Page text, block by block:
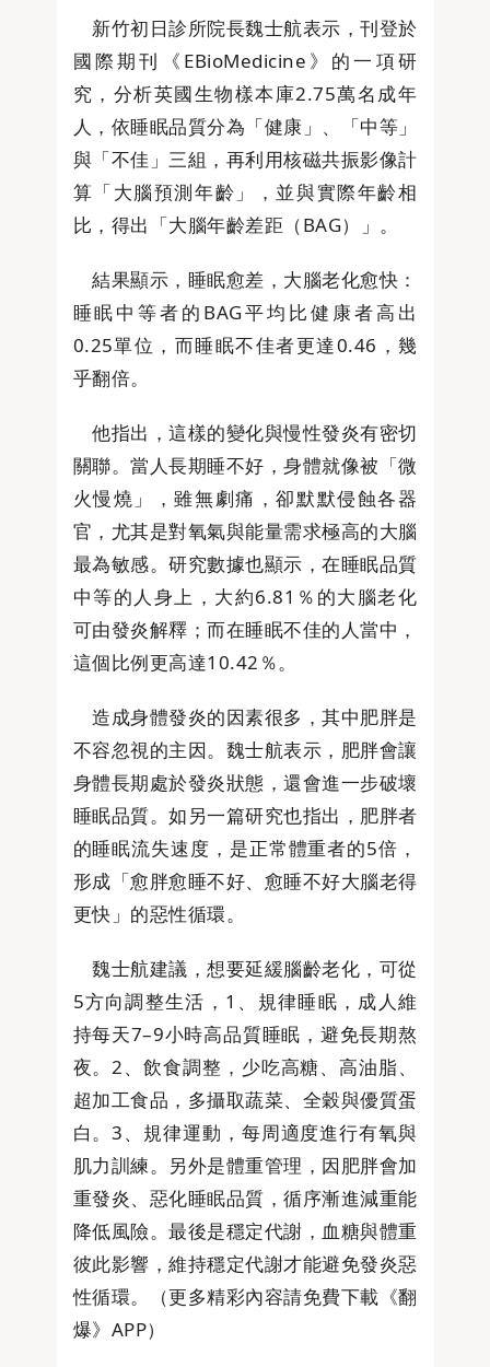
新竹初日診所院長魏士航表示，刊登於
國際期刊《EBioMedicine》的一項研
究，分析英國生物樣本庫2.75萬名成年
人，依睡眠品質分為「健康」、「中等」
與「不佳」三組，再利用核磁共振影像計
算「大腦預測年齡」，並與實際年齡相
比，得出「大腦年齡差距（BAG）」。
結果顯示，睡眠愈差，大腦老化愈快：
睡眠中等者的BAG平均比健康者高出
0.25單位，而睡眠不佳者更達0.46，幾
乎翻倍。
他指出，這樣的變化與慢性發炎有密切
關聯。當人長期睡不好，身體就像被「微
火慢燒」，雖無劇痛，卻默默侵蝕各器
官，尤其是對氧氣與能量需求極高的大腦
最為敏感。研究數據也顯示，在睡眠品質
中等的人身上，大約6.81％的大腦老化
可由發炎解釋；而在睡眠不佳的人當中，
這個比例更高達10.42％。
造成身體發炎的因素很多，其中肥胖是
不容忽視的主因。魏士航表示，肥胖會讓
身體長期處於發炎狀態，還會進一步破壞
睡眠品質。如另一篇研究也指出，肥胖者
的睡眠流失速度，是正常體重者的5倍，
形成「愈胖愈睡不好、愈睡不好大腦老得
更快」的惡性循環。
魏士航建議，想要延緩腦齡老化，可從
5方向調整生活，1、規律睡眠，成人維
持每天7–9小時高品質睡眠，避免長期熬
夜。2、飲食調整，少吃高糖、高油脂、
超加工食品，多攝取蔬菜、全穀與優質蛋
白。3、規律運動，每周適度進行有氧與
肌力訓練。另外是體重管理，因肥胖會加
重發炎、惡化睡眠品質，循序漸進減重能
降低風險。最後是穩定代謝，血糖與體重
彼此影響，維持穩定代謝才能避免發炎惡
性循環。（更多精彩內容請免費下載《翻
爆》APP）